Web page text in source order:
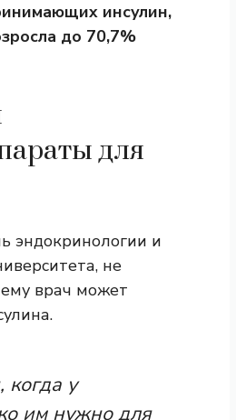
инсулин,
до 70,7%
для
эндокринологии и
не
врач может
когда у
им нужно для